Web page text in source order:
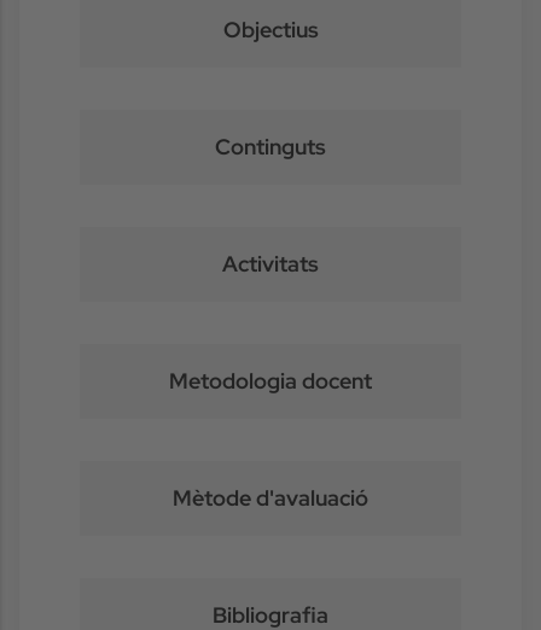
Objectius
Continguts
Activitats
Metodologia docent
Mètode d'avaluació
Bibliografia